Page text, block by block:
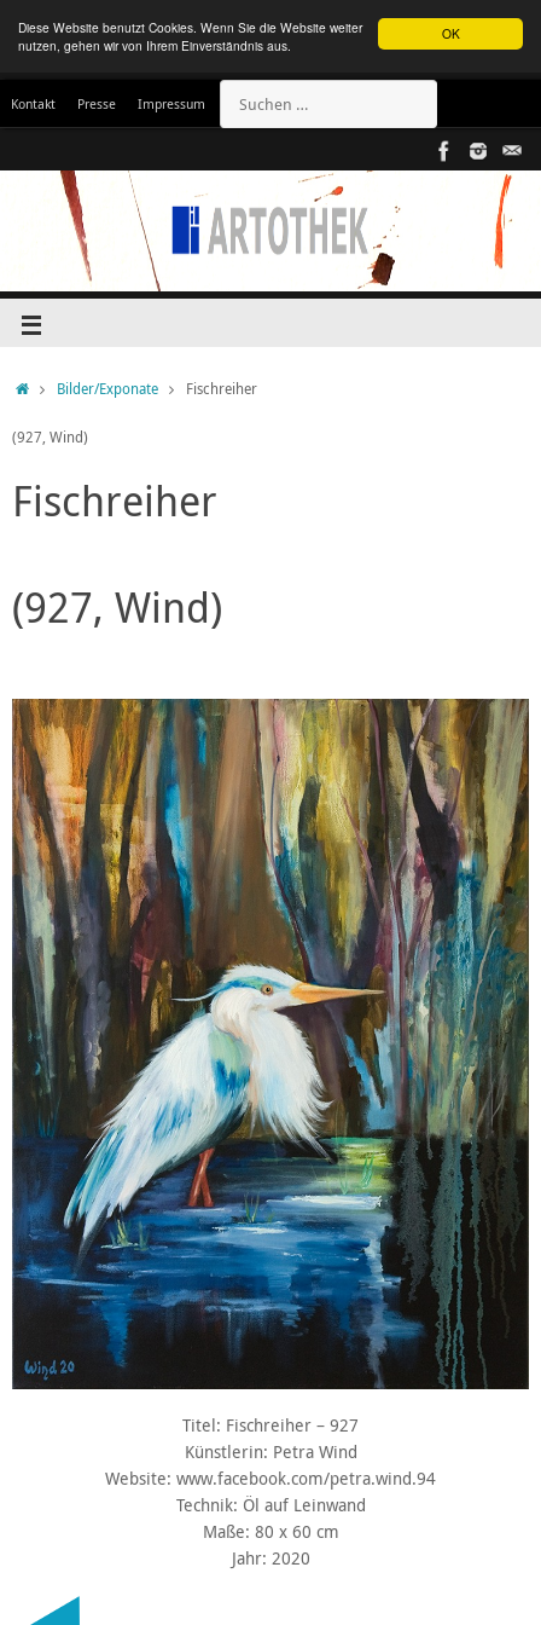
OK
Diese Website benutzt Cookies. Wenn Sie die Website weiter
nutzen, gehen wir von Ihrem Einverständnis aus.
Kontakt Presse Impressum
Bilder/Exponate Fischreiher
(927, Wind)
Fischreiher
(927, Wind)
Titel: Fischreiher – 927
Künstlerin: Petra Wind
Website: www.facebook.com/petra.wind.94
Technik: Öl auf Leinwand
Maße: 80 x 60 cm
Jahr: 2020